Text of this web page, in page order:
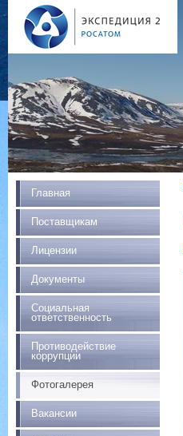
Главная
Поставщикам
Лицензии
Документы
Социальная
ответственность
Противодействие
коррупции
Фотогалерея
Вакансии